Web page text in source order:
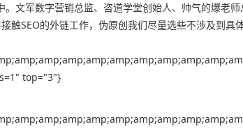
文军数字营销总监、咨道学堂创始人、帅气的爆老
触SEO的外链工作，伪原创我们尽量选些不涉及到具
top="3"}